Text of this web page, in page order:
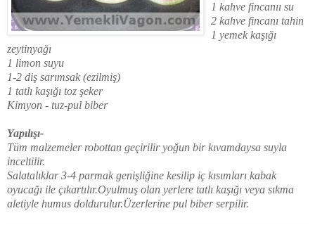
1 kahve fincanıı su
2 kahve fincanı tahin
1 yemek kaşığı
zeytinyağı
1 limon suyu
1-2 diş sarımsak (ezilmiş)
1 tatlı kaşığı toz şeker
Kimyon - tuz-pul biber
Yapılışı-
Tüm malzemeler robottan geçirilir yoğun bir kıvamdaysa suyla
inceltilir.
Salatalıklar 3-4 parmak genişliğine kesilip iç kısımları kabak
oyucağı ile çıkartılır.Oyulmuş olan yerlere tatlı kaşığı veya sıkma
aletiyle humus doldurulur.Üzerlerine pul biber serpilir.